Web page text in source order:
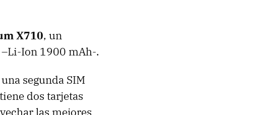
X710, un
Ion 1900 mAh-.
segunda SIM
dos tarjetas
las mejores